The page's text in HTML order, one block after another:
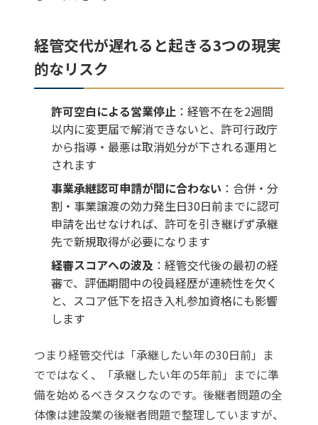
経管交代が遅れると起きる3つの現実
的なリスク
許可空白による営業停止 ：経管不在を2週間
以内に変更届で解消できないと、許可行政庁
から指導・最悪は取消処分が下される運用と
されます
事業承継認可申請が間に合わない ：合併・分
割・事業譲渡の効力発生日30日前までに認可
申請を出せなければ、許可を引き継げず承継
先で新規取得が必要になります
経審スコアへの波及 ：経管交代後の最初の経
審で、評価期間中の役員経歴が連続性を欠く
と、スコア低下を招き入札参加資格にも影響
します
つまり経管交代は「承継したい年の30日前」ま
でではなく、「承継したい年の5年前」までに準
備を始めるべきタスクなのです。後継者問題の全
体像は建設業の後継者問題で整理していますが、